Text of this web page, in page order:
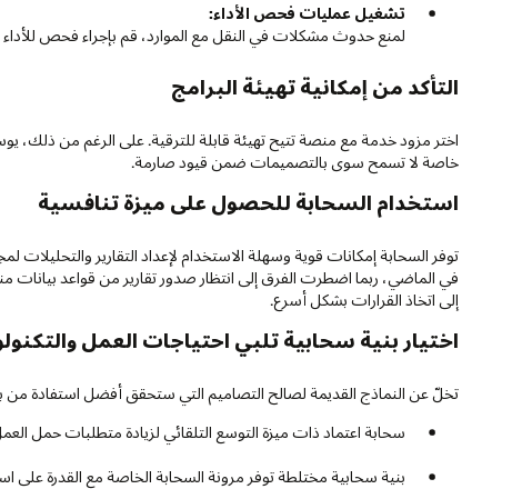
تشغيل عمليات فحص الأداء:
لمنع حدوث مشكلات في النقل مع الموارد، قم بإجراء فحص للأداء
التأكد من إمكانية تهيئة البرامج
اختر مزود خدمة مع منصة تتيح تهيئة قابلة للترقية. على الرغم من
خاصة لا تسمح سوى بالتصميمات ضمن قيود صارمة.
استخدام السحابة للحصول على ميزة تنافسية
توفر السحابة إمكانات قوية وسهلة الاستخدام لإعداد التقارير
في الماضي، ربما اضطرت الفرق إلى انتظار صدور تقارير من قواعد
إلى اتخاذ القرارات بشكل أسرع.
اختيار بنية سحابية تلبي احتياجات العمل
تخلّ عن النماذج القديمة لصالح التصاميم التي ستحقق أفضل استفادة من
سحابة اعتماد ذات ميزة التوسع التلقائي لزيادة متطلبات حمل
بنية سحابية مختلطة توفر مرونة السحابة الخاصة مع القدرة على